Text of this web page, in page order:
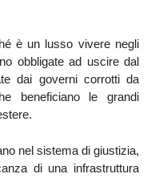
è un lusso vivere negli
obbligate ad uscire dal
dai governi corrotti da
beneficiano le grandi
nel sistema di giustizia,
di una infrastruttura